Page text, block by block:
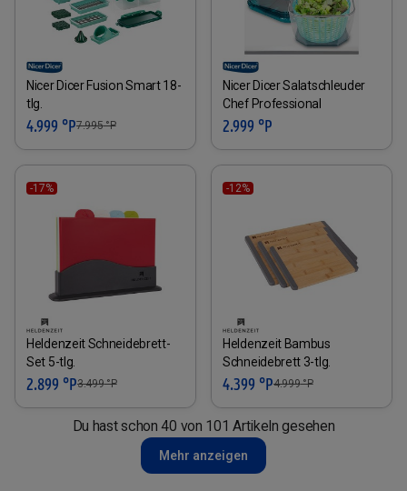
Nicer Dicer Fusion Smart 18-
tlg.
4.999 °P7.995°P
Nicer Dicer Salatschleuder
Chef Professional
2.999 °P
-17%
Heldenzeit Schneidebrett-
Set 5-tlg.
2.899 °P3.499°P
-12%
Heldenzeit Bambus
Schneidebrett 3-tlg.
4.399 °P4.999°P
Du hast schon 40 von 101 Artikeln gesehen
Mehr anzeigen